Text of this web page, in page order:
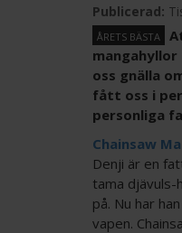
Publicerad:
ÅRETS BÄSTA
oss gnälla
fått oss i
personliga
Chainsaw
Denji är en
tama djävuls-
på. Nu har
vapen.